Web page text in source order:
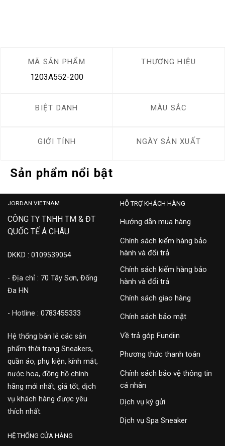
MÃ SẢN PHẨM
1203A552-200
THƯƠNG HIỆU
BIỆT DANH MÀU SẮC
GIỚI TÍNH NGÀY SẢN XUẤT
Sản phẩm nổi bật
JORDAN VIETNAM
CÔNG TY TNHH TM & ĐT
QUỐC TẾ Á CHÂU
DKKD : 0109539054
- Địa chỉ : 70 Tây Sơn, Đống
Đa HN
- Hotline : 0783455333
Hệ thống bán lẻ các sản
phẩm thời trang Sneakers,
quần áo, phụ kiện, kính mắt,
nước hoa, đồng hồ chính
hãng mới nhất, giá tốt, dịch
vụ khách hàng được yêu
thích nhất.
HỖ TRỢ KHÁCH HÀNG
Hướng dẫn mua hàng
Chính sách kiểm hàng bảo
hành và đổi trả
Chính sách kiểm hàng bảo
hành và đổi trả
Chính sách giao hàng
Chính sách bảo mật
Về trả góp Fundiin
Phương thức thanh toán
Chính sách bảo vệ thông tin
cá nhân
Dịch vụ ký gửi
Dịch vụ Spa Sneaker
HỆ THỐNG CỬA HÀNG